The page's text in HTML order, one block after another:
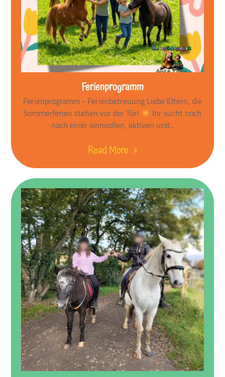
Ferienprogramm
Ferienprogramm - Ferienbetreuung Liebe Eltern, die
Sommerferien stehen vor der Tür!
Ihr sucht noch
nach einer sinnvollen, aktiven und...
Read More